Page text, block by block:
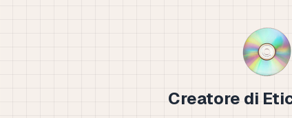
Creatore di